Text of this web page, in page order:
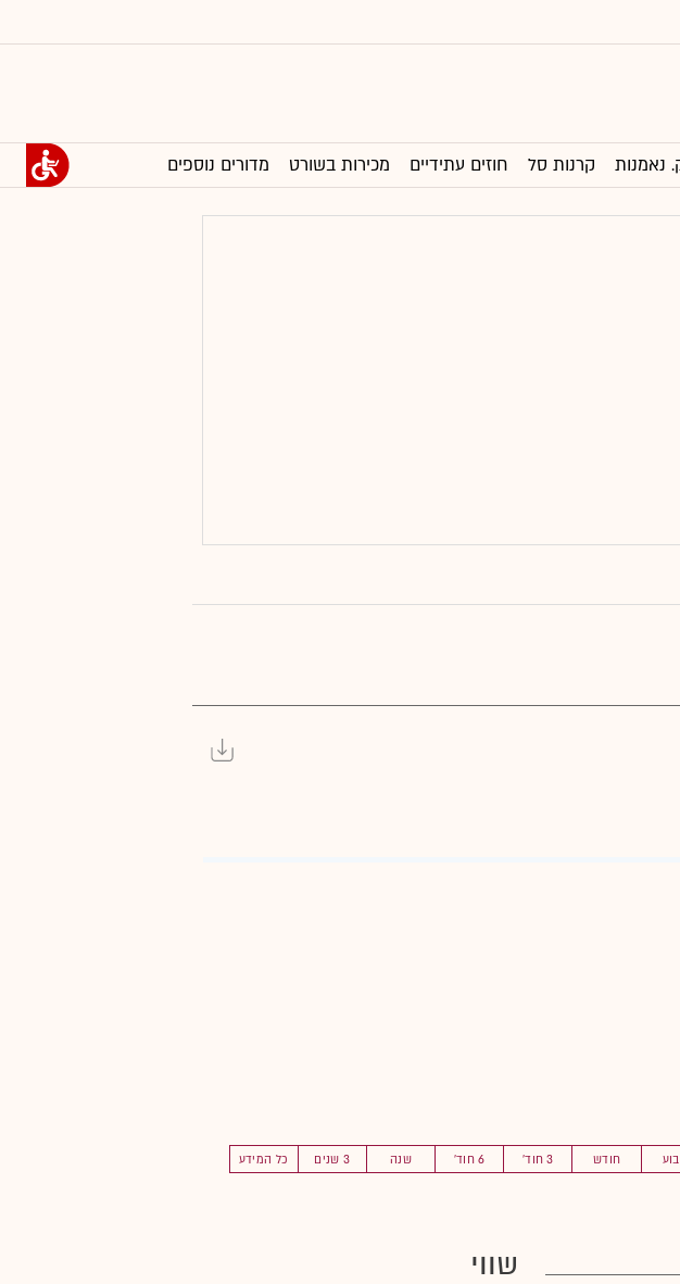
נאמנות קרנות סל חוזים עתידיים מכירות בשורט מדורים נוספים
חודש 3 חוד' 6 חוד' שנה 3 שנים כל המידע
שווי